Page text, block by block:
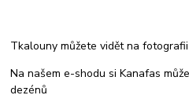
Tkalouny můžete vidět na
Na našem e-shodu si Kanafas
dezénů